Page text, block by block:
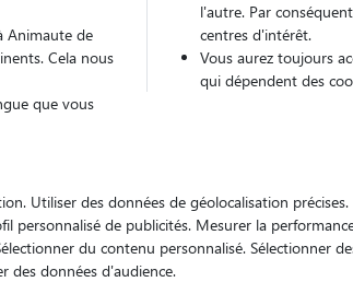
Animaute de
Cela nous
que vous
l'autre. Par
centres d'intérêt.
Vous aurez toujours
qui dépendent des
Utiliser des données de géolocalisation
personnalisé de publicités. Mesurer la
du contenu personnalisé. Sélectionner
des données d'audience.